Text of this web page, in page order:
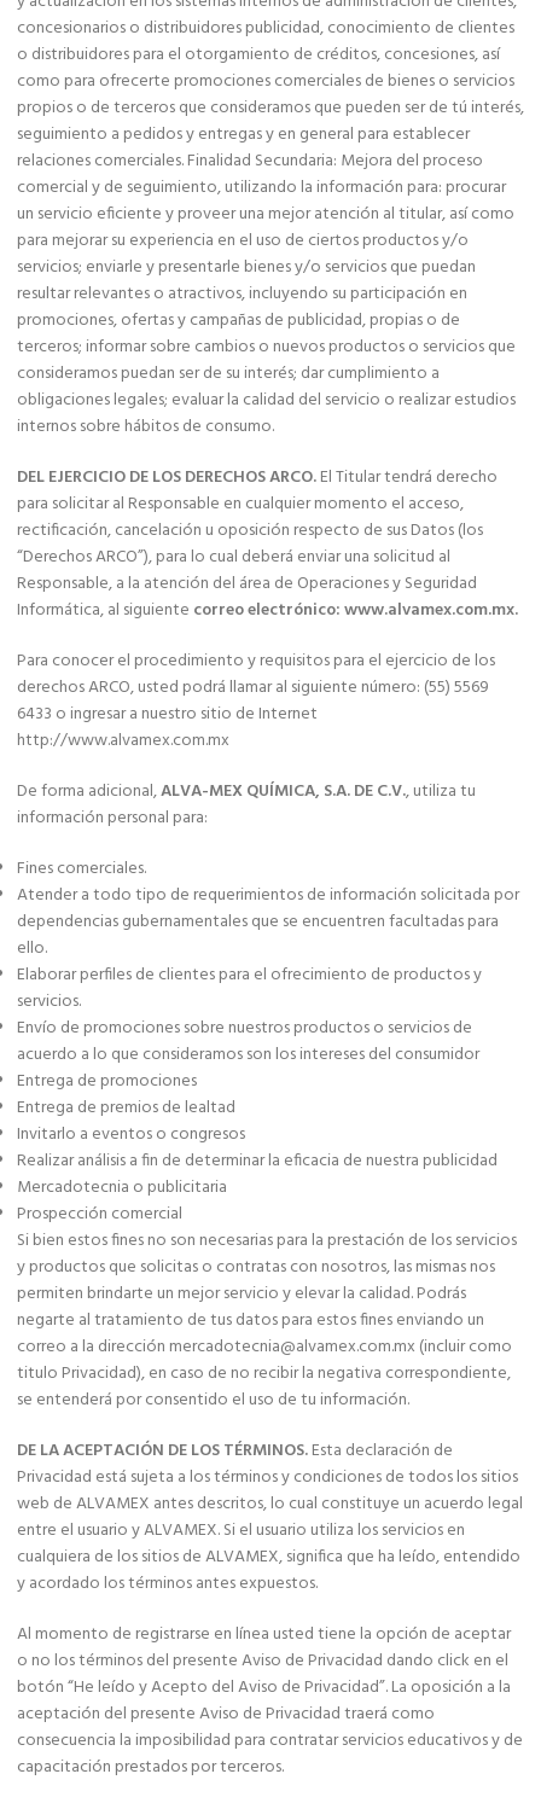
concesionarios o distribuidores publicidad, conocimiento de clientes
o distribuidores para el otorgamiento de créditos, concesiones, así
como para ofrecerte promociones comerciales de bienes o servicios
propios o de terceros que consideramos que pueden ser de tú interés,
seguimiento a pedidos y entregas y en general para establecer
relaciones comerciales. Finalidad Secundaria: Mejora del proceso
comercial y de seguimiento, utilizando la información para: procurar
un servicio eficiente y proveer una mejor atención al titular, así como
para mejorar su experiencia en el uso de ciertos productos y/o
servicios; enviarle y presentarle bienes y/o servicios que puedan
resultar relevantes o atractivos, incluyendo su participación en
promociones, ofertas y campañas de publicidad, propias o de
terceros; informar sobre cambios o nuevos productos o servicios que
consideramos puedan ser de su interés; dar cumplimiento a
obligaciones legales; evaluar la calidad del servicio o realizar estudios
internos sobre hábitos de consumo.
DEL EJERCICIO DE LOS DERECHOS ARCO.El Titular tendrá derecho
para solicitar al Responsable en cualquier momento el acceso,
rectificación, cancelación u oposición respecto de sus Datos (los
“Derechos ARCO”), para lo cual deberá enviar una solicitud al
Responsable, a la atención del área de Operaciones y Seguridad
Informática, al siguiente correo electrónico: www.alvamex.com.mx.
Para conocer el procedimiento y requisitos para el ejercicio de los
derechos ARCO, usted podrá llamar al siguiente número: (55) 5569
6433 o ingresar a nuestro sitio de Internet
http://www.alvamex.com.mx
De forma adicional,ALVA-MEX QUÍMICA, S.A. DE C.V., utiliza tu
información personal para:
Fines comerciales.
Atender a todo tipo de requerimientos de información solicitada por
dependencias gubernamentales que se encuentren facultadas para
ello.
Elaborar perfiles de clientes para el ofrecimiento de productos y
servicios.
Envío de promociones sobre nuestros productos o servicios de
acuerdo a lo que consideramos son los intereses del consumidor
Entrega de promociones
Entrega de premios de lealtad
Invitarlo a eventos o congresos
Realizar análisis a fin de determinar la eficacia de nuestra publicidad
Mercadotecnia o publicitaria
Prospección comercial
Si bien estos fines no son necesarias para la prestación de los servicios
y productos que solicitas o contratas con nosotros, las mismas nos
permiten brindarte un mejor servicio y elevar la calidad. Podrás
negarte al tratamiento de tus datos para estos fines enviando un
correo a la dirección mercadotecnia@alvamex.com.mx (incluir como
titulo Privacidad), en caso de no recibir la negativa correspondiente,
se entenderá por consentido el uso de tu información.
DE LA ACEPTACIÓN DE LOS TÉRMINOS.Esta declaración de
Privacidad está sujeta a los términos y condiciones de todos los sitios
web de ALVAMEX antes descritos, lo cual constituye un acuerdo legal
entre el usuario y ALVAMEX. Si el usuario utiliza los servicios en
cualquiera de los sitios de ALVAMEX, significa que ha leído, entendido
y acordado los términos antes expuestos.
Al momento de registrarse en línea usted tiene la opción de aceptar
o no los términos del presente Aviso de Privacidad dando click en el
botón “He leído y Acepto del Aviso de Privacidad”. La oposición a la
aceptación del presente Aviso de Privacidad traerá como
consecuencia la imposibilidad para contratar servicios educativos y de
capacitación prestados por terceros.